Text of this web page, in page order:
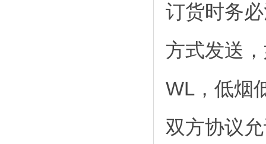
订货时务
方式发送
WL，低烟
双方协议